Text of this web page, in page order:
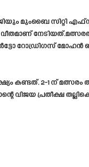
മുംബൈ സിറ്റി
റോഡ്രിഗസ് മോഹൻ
കണ്ടത്. 2-1 ന്
വിജയ പ്രതീക്ഷ